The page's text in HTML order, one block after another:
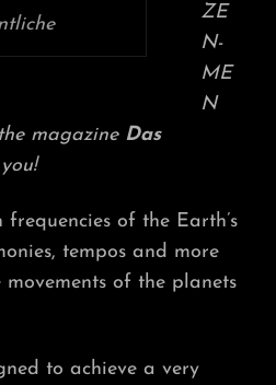
ZE
N-
ME
N
magazine Das
of the Earth’s
tempos and more
of the planets
to achieve a very